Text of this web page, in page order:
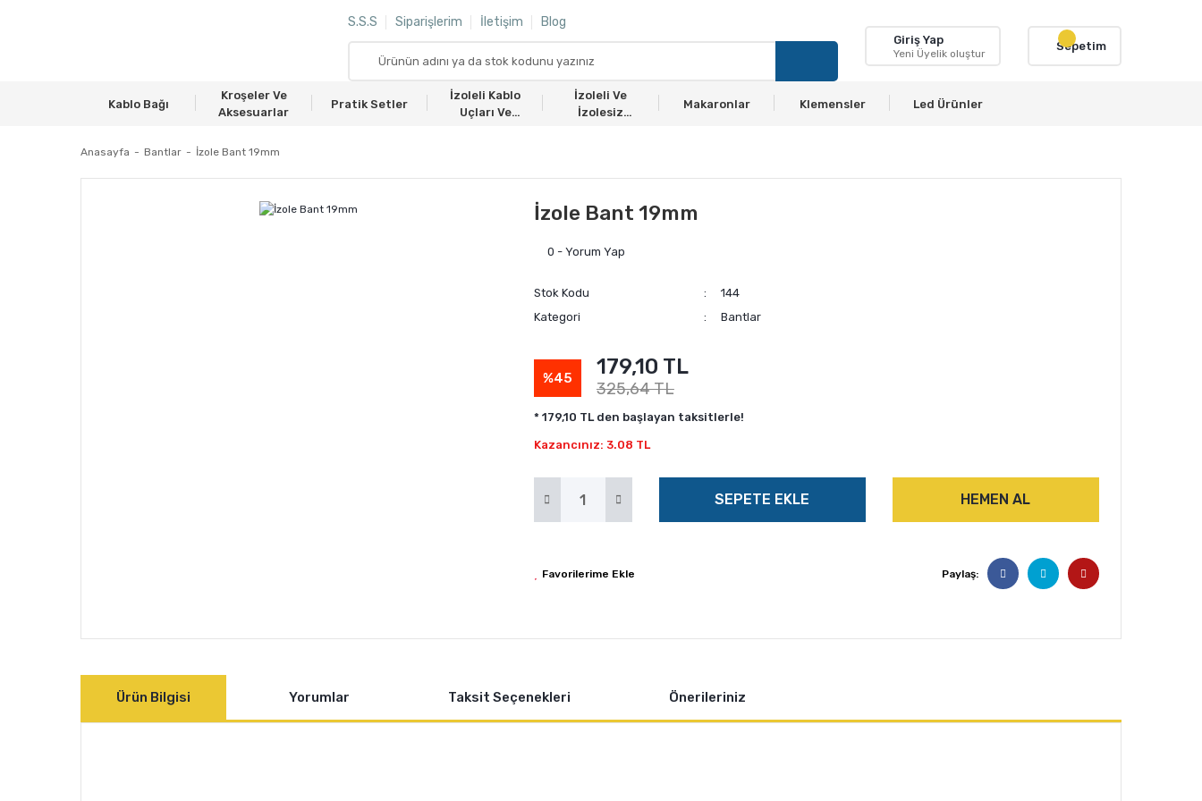
S.S.S Siparişlerim İletişim Blog
Giriş Yap
Yeni Üyelik oluştur
Sepetim
Kablo Bağı
Kroşeler Ve
Aksesuarlar
Pratik Setler
İzoleli Kablo
Uçları Ve
İzoleli Ve
İzolesiz
Makaronlar Klemensler Led Ürünler
Anasayfa Bantlar İzole Bant 19mm
İzole Bant 19mm
0 - Yorum Yap
Stok Kodu
144
Kategori
Bantlar
%45 179,10 TL
325,64 TL
* 179,10 TL den başlayan taksitlerle!
Kazancınız: 3.08 TL
SEPETE EKLE HEMEN AL
Paylaş:
Ürün Bilgisi Yorumlar Taksit Seçenekleri Önerileriniz